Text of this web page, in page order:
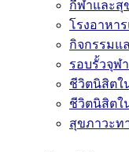
กีฬาและสุ
โรงอาหา
กิจกรรมแ
รอบรั้วจุฬ
ชีวิตนิสิตใ
ชีวิตนิสิตใ
สุขภาวะท